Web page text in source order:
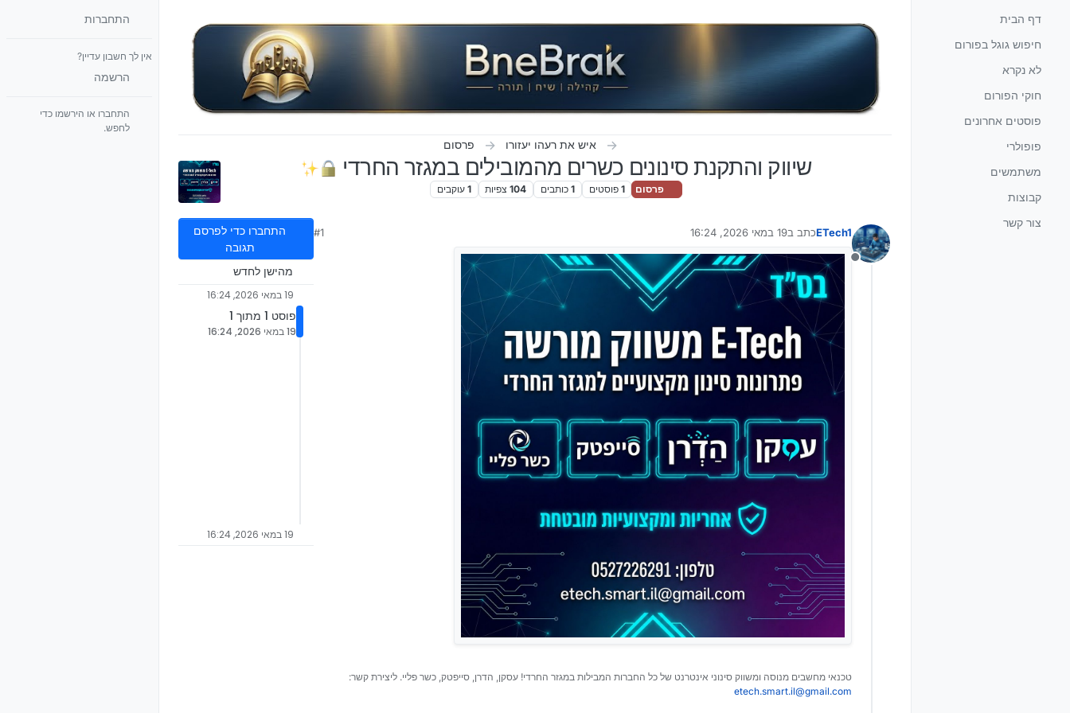
דף הבית
חיפוש גוגל בפורום
לא נקרא
חוקי הפורום
פוסטים אחרונים
פופולרי
משתמשים
קבוצות
צור קשר
איש את רעהו יעזורו פרסום
שיווק והתקנת סינונים כשרים מהמובילים במגזר החרדי
פרסום 1 פוסטים 1 כותבים 104 צפיות 1 עוקבים
מנותק
ETech1כתב ב19 במאי 2026, 16:24
נערך לאחרונה על ידי ETech1
#1
טכנאי מחשבים מנוסה ומשווק סינוני אינטרנט של כל החברות המבילות במגזר החרדי! עסקן, הדרן, סייפטק, כשר פליי. ליצירת קשר:
etech.smart.il@gmail.com
התחברו כדי לפרסם
תגובה
מהישן לחדש
19 במאי 2026, 16:24
פוסט 1 מתוך 1
19 במאי 2026, 16:24
19 במאי 2026, 16:24
התחברות
אין לך חשבון עדיין?
הרשמה
התחברו או הירשמו כדי
לחפש.